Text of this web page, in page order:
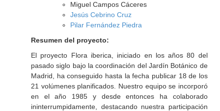
Miguel Campos Cáceres
Jesús Cebrino Cruz
Pilar Fernández Piedra
Resumen del proyecto:
El proyecto Flora iberica, iniciado en los años 80 del
pasado siglo bajo la coordinación del Jardín Botánico de
Madrid, ha conseguido hasta la fecha publicar 18 de los
21 volúmenes planificados. Nuestro equipo se incorporó
en el año 1985 y desde entonces ha colaborado
ininterrumpidamente, destacando nuestra participación